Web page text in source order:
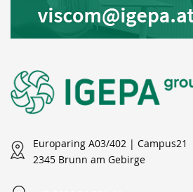
Europaring A03/402 | Campus21
2345 Brunn am Gebirge